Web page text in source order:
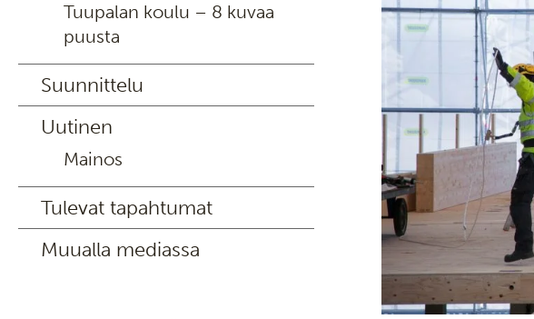
Tuupalan koulu – 8 kuvaa
puusta
Suunnittelu
Uutinen
Mainos
Tulevat tapahtumat
Muualla mediassa